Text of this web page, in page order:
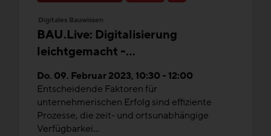
Digitales Bauwissen
BAU.Live: Digitalisierung
leichtgemacht -
Informationsmanagement im
Unternehmen
Do. 09. Februar 2023, 10:30 - 12:00
Entscheidende Faktoren für
unternehmerischen Erfolg sind effiziente
Prozesse, die zeit- und ortsunabhängige
Verfügbarkei...